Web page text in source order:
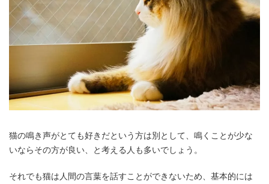
猫の鳴き声がとても好きだという方は別として、鳴くことが少な
いならその方が良い、と考える人も多いでしょう。
それでも猫は人間の言葉を話すことができないため、基本的には